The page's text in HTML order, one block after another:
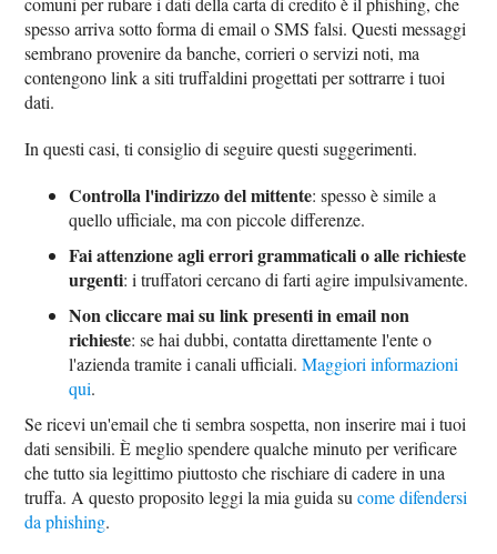
spesso arriva sotto forma di email o SMS falsi. Questi messaggi
sembrano provenire da banche, corrieri o servizi noti, ma
contengono link a siti truffaldini progettati per sottrarre i tuoi
dati.
In questi casi, ti consiglio di seguire questi suggerimenti.
Controlla l'indirizzo del mittente: spesso è simile a
quello ufficiale, ma con piccole differenze.
Fai attenzione agli errori grammaticali o alle richieste
urgenti: i truffatori cercano di farti agire impulsivamente.
Non cliccare mai su link presenti in email non
richieste: se hai dubbi, contatta direttamente l'ente o
l'azienda tramite i canali ufficiali.Maggiori informazioni
qui.
Se ricevi un'email che ti sembra sospetta, non inserire mai i tuoi
dati sensibili. È meglio spendere qualche minuto per verificare
che tutto sia legittimo piuttosto che rischiare di cadere in una
truffa. A questo proposito leggi la mia guida sucome difendersi
da phishing.